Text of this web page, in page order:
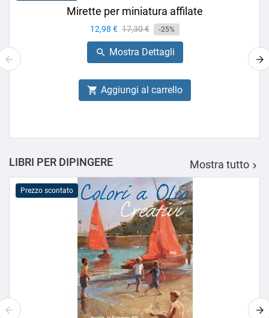
Mirette per miniatura affilate
Prezzo
12,98 € Prezzo
base
17,30 € -25%
 Mostra Dettagli
 Aggiungi al carrello
LIBRI PER DIPINGERE Mostra tutto 
Prezzo scontato